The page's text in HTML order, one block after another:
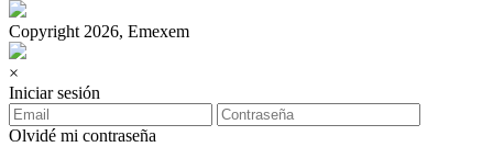
Copyright 2026, Emexem
×
Iniciar sesión
Olvidé mi contraseña